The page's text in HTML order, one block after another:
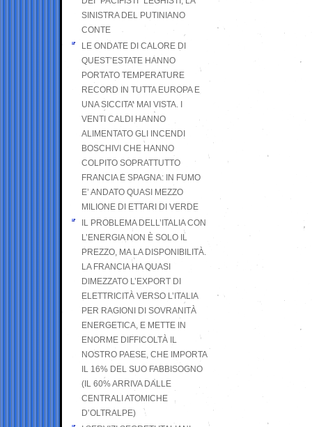
SINISTRA DEL PUTINIANO
CONTE
LE ONDATE DI CALORE DI
QUEST’ESTATE HANNO
PORTATO TEMPERATURE
RECORD IN TUTTA EUROPA E
UNA SICCITA’ MAI VISTA. I
VENTI CALDI HANNO
ALIMENTATO GLI INCENDI
BOSCHIVI CHE HANNO
COLPITO SOPRATTUTTO
FRANCIA E SPAGNA: IN FUMO
E’ ANDATO QUASI MEZZO
MILIONE DI ETTARI DI VERDE
IL PROBLEMA DELL’ITALIA CON
L’ENERGIA NON È SOLO IL
PREZZO, MA LA DISPONIBILITÀ.
LA FRANCIA HA QUASI
DIMEZZATO L’EXPORT DI
ELETTRICITÀ VERSO L’ITALIA
PER RAGIONI DI SOVRANITÀ
ENERGETICA, E METTE IN
ENORME DIFFICOLTÀ IL
NOSTRO PAESE, CHE IMPORTA
IL 16% DEL SUO FABBISOGNO
(IL 60% ARRIVA DALLE
CENTRALI ATOMICHE
D’OLTRALPE)